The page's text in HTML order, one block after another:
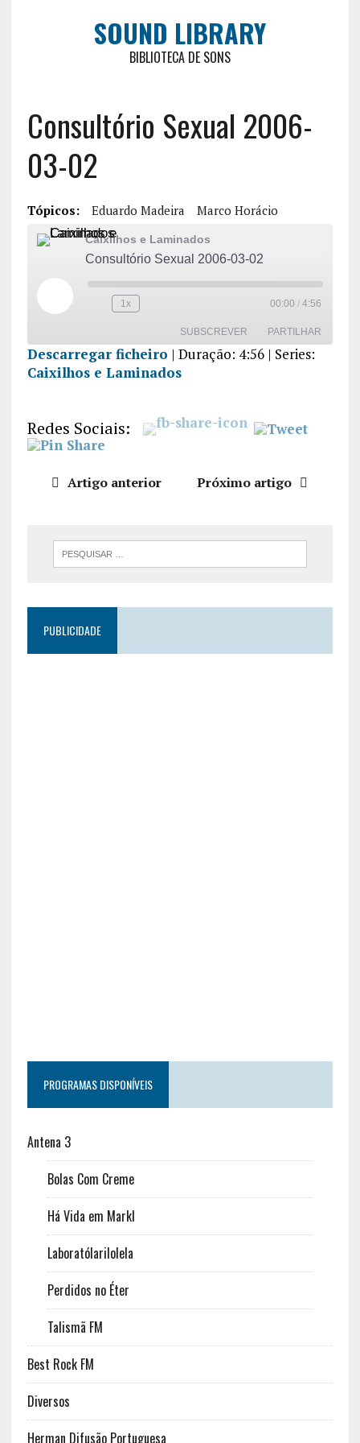
SOUND LIBRARY
BIBLIOTECA DE SONS
Consultório Sexual 2006-
03-02
Tópicos: Eduardo Madeira Marco Horácio
Caixilhos e Laminados
Consultório Sexual 2006-03-02
1x 00:00 / 4:56
SUBSCREVER PARTILHAR
PARTILHA
INCORPO
RAR
Descarregar ficheiro | Duração: 4:56| Series:
Caixilhos e Laminados
Redes Sociais:
Artigo anterior Próximo artigo
PUBLICIDADE
PROGRAMAS DISPONÍVEIS
Antena 3
Bolas Com Creme
Há Vida em Markl
Laboratólarilolela
Perdidos no Éter
Talismã FM
Best Rock FM
Diversos
Herman Difusão Portuguesa